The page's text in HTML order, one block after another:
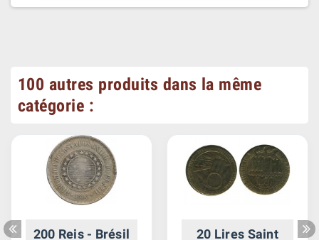
100 autres produits dans la même
catégorie :
200 Reis - Brésil
20 Lires Saint